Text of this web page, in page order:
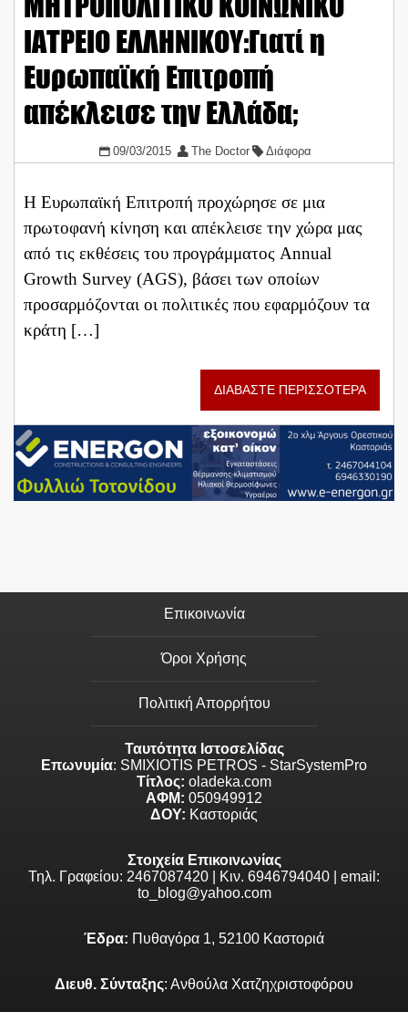
ΙΑΤΡΕΙΟ ΕΛΛΗΝΙΚΟΥ:Γιατί η
Ευρωπαϊκή Επιτροπή
απέκλεισε την Ελλάδα;
09/03/2015 The Doctor Διάφορα
Η Ευρωπαϊκή Επιτροπή προχώρησε σε μια
πρωτοφανή κίνηση και απέκλεισε την χώρα μας
από τις εκθέσεις του προγράμματος Annual
Growth Survey (AGS), βάσει των οποίων
προσαρμόζονται οι πολιτικές που εφαρμόζουν τα
κράτη […]
ΔΙΑΒΑΣΤΕ ΠΕΡΙΣΣΟΤΕΡΑ
Επικοινωνία
Όροι Χρήσης
Πολιτική Απορρήτου
Ταυτότητα Ιστοσελίδας
Επωνυμία: SMIXIOTIS PETROS - StarSystemPro
Τίτλος: oladeka.com
ΑΦΜ: 050949912
ΔΟΥ: Καστοριάς
Στοιχεία Επικοινωνίας
Τηλ. Γραφείου: 2467087420 | Κιν. 6946794040 | email:
to_blog@yahoo.com
Έδρα: Πυθαγόρα 1, 52100 Καστοριά
Διευθ. Σύνταξης: Ανθούλα Χατζηχριστοφόρου